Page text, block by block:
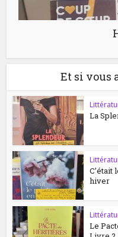
Et si vous
La
C’était
hiver
Le